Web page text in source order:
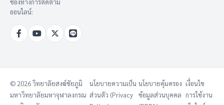
ออนไลน์:
© 2026 วิทยาลัยสงฆ์ชัยภูมิ
มหาวิทยาลัยมหาจุฬาลงกรณ
นโยบายความเป็น
ส่วนตัว (Privacy
นโยบายคุ้มครอง
ข้อมูลส่วนบุคคล
เงื่อนไข
การใช้งาน